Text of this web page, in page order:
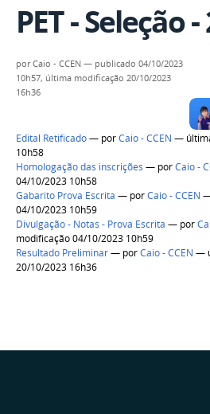
PET - Seleção
porCaio - CCEN — publicado 04/10/2023
10h57, última modificação 20/10/2023
16h36
Edital Retificado— porCaio - CCEN —
10h58
Homologação das inscrições — porCaio -
04/10/2023 10h58
Gabarito Prova Escrita — porCaio - CCEN
04/10/2023 10h59
Divulgação - Notas - Prova Escrita — por
modificação 04/10/2023 10h59
Resultado Preliminar— porCaio - CCEN —
20/10/2023 16h36